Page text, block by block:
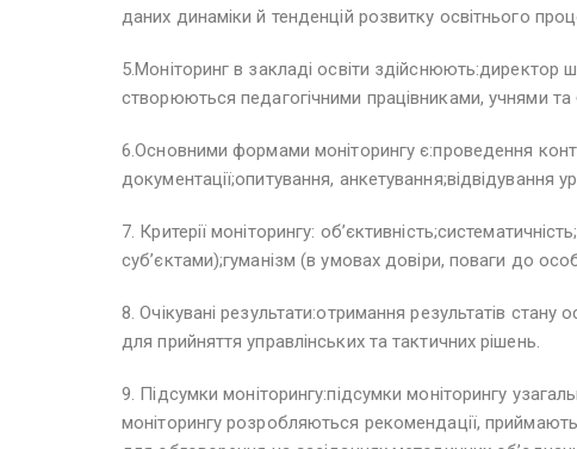
даних динаміки й тенденцій розвитку освітнього
5.Моніторинг в закладі освіти здійснюють:директор
створюються педагогічними працівниками, учнями та
6.Основними формами моніторингу є:проведення
документації;опитування, анкетування;відвідування
7. Критерії моніторингу:
суб’єктами);гуманізм (в умовах довіри, поваги до
8. Очікувані результати:отримання результатів
для прийняття управлінських та тактичних рішень.
9. Підсумки моніторингу:підсумки моніторингу
моніторингу розробляються рекомендації,